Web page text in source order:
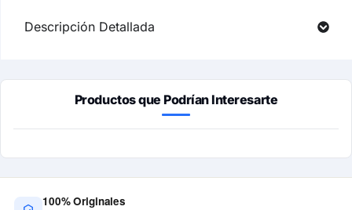
Descripción Detallada
Productos que Podrían Interesarte
100% Originales